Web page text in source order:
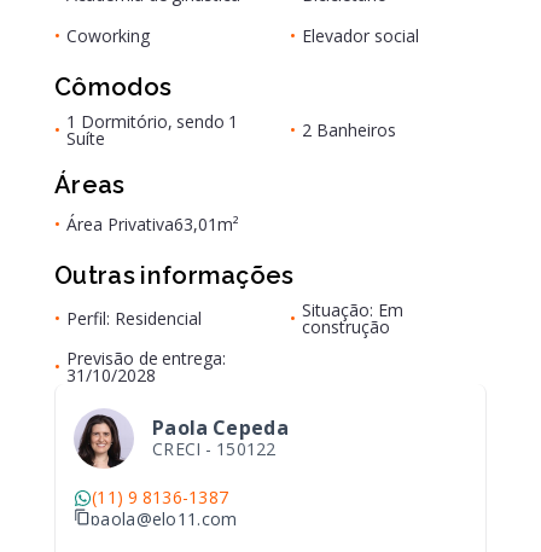
• Coworking • Elevador social
Cômodos
• 1 Dormitório, sendo 1
Suíte • 2 Banheiros
Áreas
• Área Privativa63,01m²
Outras informações
• Perfil: Residencial • Situação: Em
construção
• Previsão de entrega:
31/10/2028
Paola Cepeda
CRECI - 150122
(11) 9 8136-1387
paola@elo11.com